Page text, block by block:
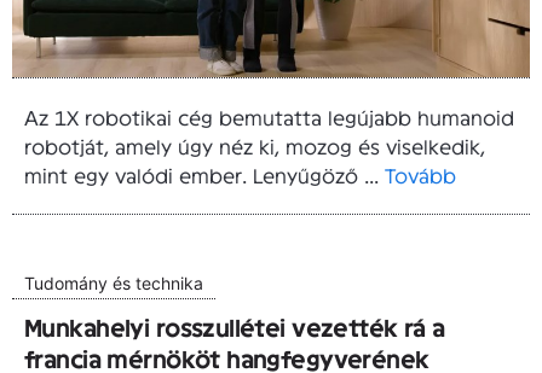
Az 1X robotikai cég bemutatta legújabb humanoid
robotját, amely úgy néz ki, mozog és viselkedik,
mint egy valódi ember. Lenyűgöző ... Tovább
Tudomány és technika
Munkahelyi rosszullétei vezették rá a
francia mérnököt hangfegyverének